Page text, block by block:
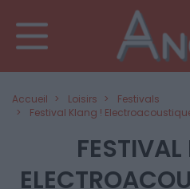
Accueil Loisirs
Festivals
Festival Klang !